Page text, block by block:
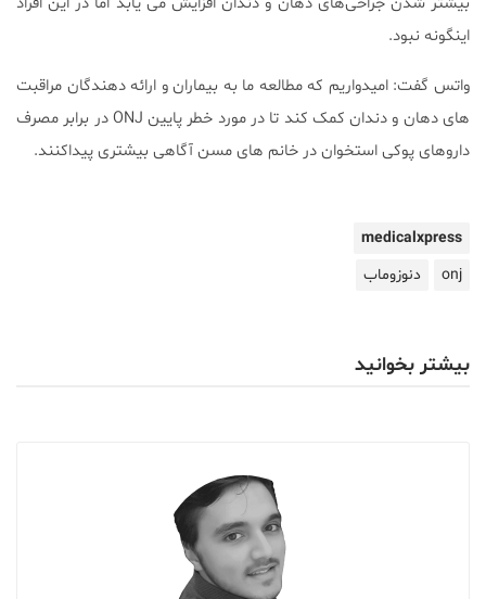
اینگونه نبود.
واتس گفت: امیدواریم که مطالعه ما به بیماران و ارائه دهندگان مراقبت
های دهان و دندان کمک کند تا در مورد خطر پایین ONJ در برابر مصرف
داروهای پوکی استخوان در خانم های مسن آگاهی بیشتری پیداکنند.
medicalxpress
onj
دنوزوماب
بیشتر بخوانید